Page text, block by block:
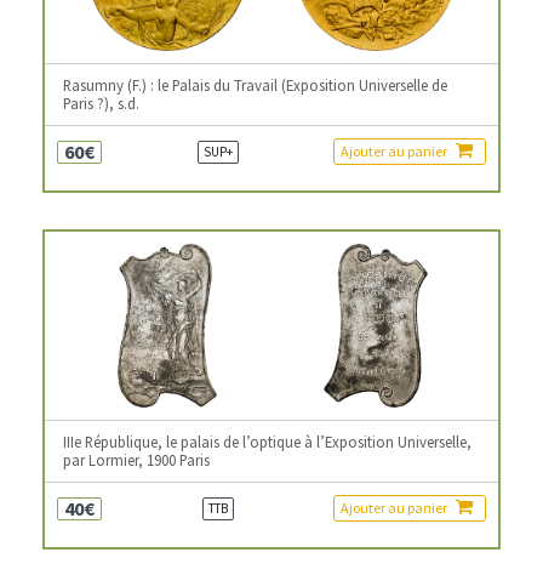
Rasumny (F.) : le Palais du Travail (Exposition Universelle de
Paris ?), s.d.
60€ SUP+ Ajouter au panier
IIIe République, le palais de l’optique à l’Exposition Universelle,
par Lormier, 1900 Paris
40€ TTB Ajouter au panier